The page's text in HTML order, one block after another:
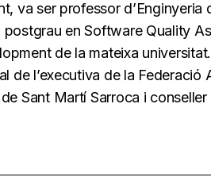
va ser professor
en Software Quality
de la mateixa
de l’executiva de la
Sant Martí Sarroca i